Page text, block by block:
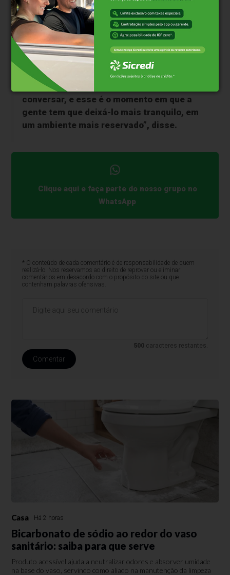
“Visitas para familiares estão liberadas,
mas conversei com a equipe e com a
Michelle [Bolsonaro, esposa do ex-
presidente] para a gente restringir ao
máximo. Ele gosta muito de falar,
conversar, e esse é o momento em que a
gente tem que deixá-lo mais tranquilo, em
um ambiente mais reservado”, disse.
Clique aqui e faça parte do nosso grupo no
WhatsApp
* O conteúdo de cada comentário é de responsabilidade de quem
realizá-lo. Nos reservamos ao direito de reprovar ou eliminar
comentários em desacordo com o propósito do site ou que
contenham palavras ofensivas.
500 caracteres restantes.
Comentar
Casa Há 2 horas
Bicarbonato de sódio ao redor do vaso
sanitário: saiba para que serve
Produto acessível ajuda a neutralizar odores e absorver umidade
na base do vaso, servindo como aliado na manutenção da limpeza